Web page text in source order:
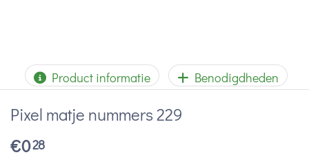
Product informatie Benodigdheden
Pixel matje nummers 229
€028